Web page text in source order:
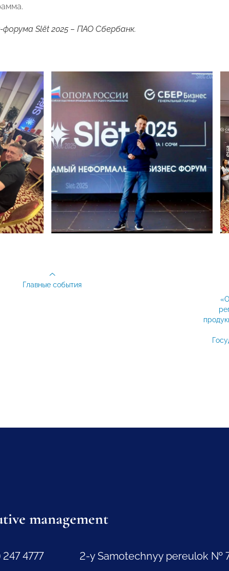
Slёt 2025 – ПАО Сбербанк.
Главные события
management
247 4777 2-y Samotechnyy pereulok №